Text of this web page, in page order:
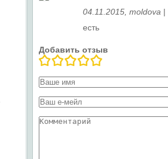
04.11.2015 , moldova |
есть
Добавить отзыв